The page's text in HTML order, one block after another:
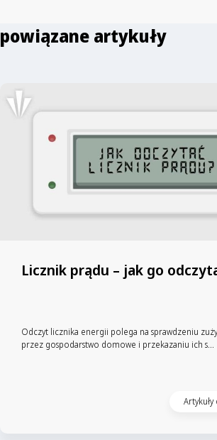
powiązane artykuły
Licznik prądu – jak go
Odczyt licznika energii polega na sprawdzeniu
przez gospodarstwo domowe i przekazaniu ich s...